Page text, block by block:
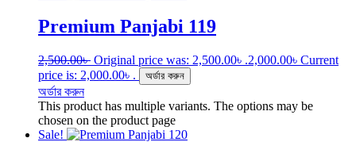
Premium Panjabi 119
2,500.00৳ Original price was: 2,500.00৳ .2,000.00৳ Current
price is: 2,000.00৳ .
অর্ডার করুন
অর্ডার করুন
This product has multiple variants. The options may be
chosen on the product page
Sale!